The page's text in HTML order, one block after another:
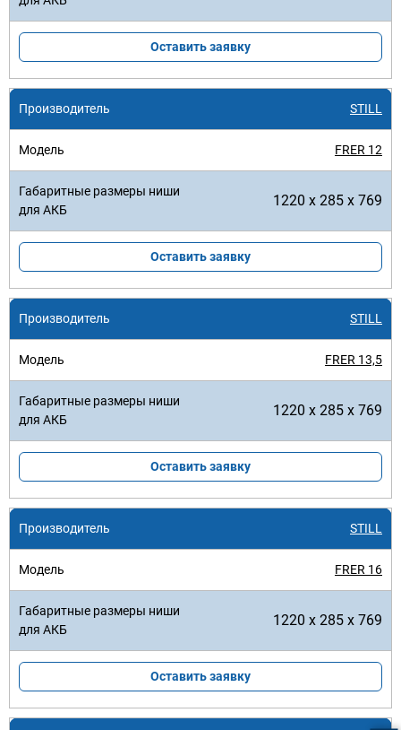
Оставить заявку
STILL
FRER 12
1220 x 285 x 769
Оставить заявку
STILL
FRER 13,5
1220 x 285 x 769
Оставить заявку
STILL
FRER 16
1220 x 285 x 769
Оставить заявку